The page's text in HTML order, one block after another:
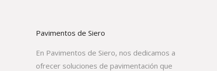
Pavimentos de Siero
En Pavimentos de Siero, nos dedicamos a
ofrecer soluciones de pavimentación que